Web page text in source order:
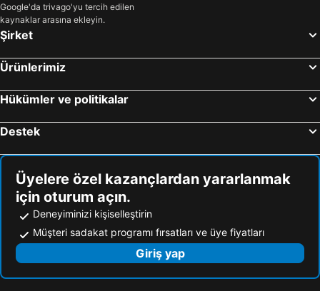
Kaf Konak
Sadef Akkonak
Ege Suit Otel
Kure Dag Evi
Sabah Yildizi Pansiyon
Grand Palace Hotel
Seventyfour Hotel
Fethibey Otel
Google'da trivago'yu tercih edilen
kaynaklar arasına ekleyin.
Şirket
Ürünlerimiz
Hükümler ve politikalar
Destek
Üyelere özel kazançlardan yararlanmak
için oturum açın.
Deneyiminizi kişiselleştirin
Müşteri sadakat programı fırsatları ve üye fiyatları
Giriş yap